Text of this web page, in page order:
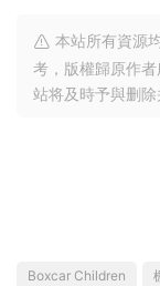
本站所有資源
考，版權歸原作
站将及時予與删除
Boxcar Children